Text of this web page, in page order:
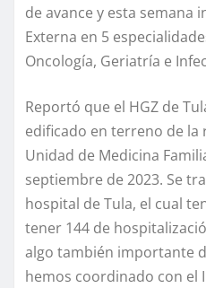
de avance y esta semana
Externa en 5
Oncología, Geriatría e
Reportó que el HGZ de
edificado en terreno de la
Unidad de Medicina
septiembre de 2023. Se
hospital de Tula, el cual
tener 144 de
algo también importante
hemos coordinado con el